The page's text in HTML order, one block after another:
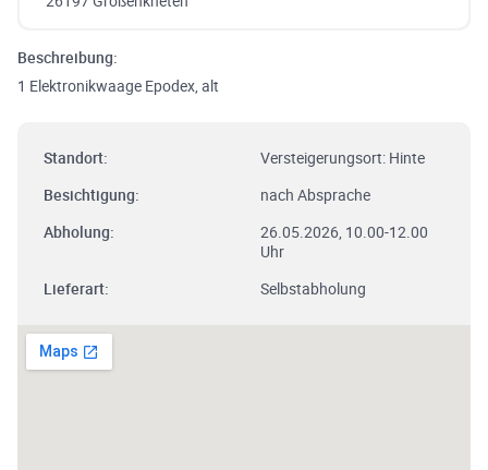
Beschreibung:
1 Elektronikwaage Epodex, alt
Standort:
Versteigerungsort: Hinte
Besichtigung:
nach Absprache
Abholung:
26.05.2026, 10.00-12.00
Uhr
Lieferart:
Selbstabholung